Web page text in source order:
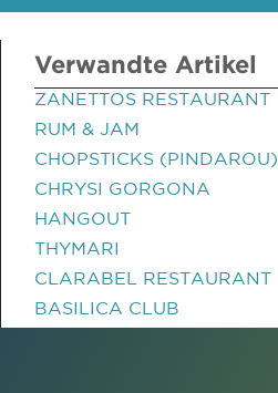
Verwandte Artikel
ZANETTOS RESTAURANT
RUM & JAM
CHOPSTICKS (PINDAROU)
CHRYSI GORGONA
HANGOUT
THYMARI
CLARABEL RESTAURANT
BASILICA CLUB